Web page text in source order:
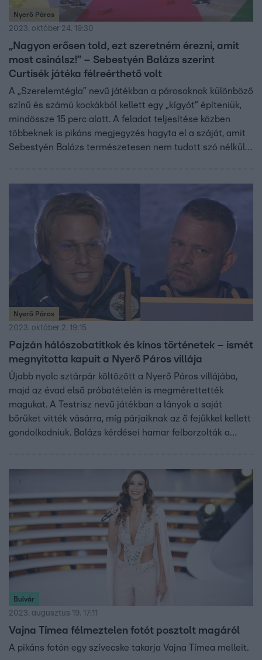
Nyerő Páros
2023. október 24. 19:30
„Nagyon erősen told, ezt szeretném érezni, amit
most csinálsz!” – Sebestyén Balázs szerint
Curtisék játéka félreérthető volt
A „Szerelemtégla” nevű játékban a párosoknak különböző
színű és számú kockákból kellett egy „kígyót” építeniük,
mindössze 15 perc alatt. A feladat teljesítése közben
többeknek is pikáns megjegyzés hagyta el a száját, amit
Sebestyén Balázs természetesen nem tudott szó nélkül
Nyerő Páros
2023. október 2. 19:15
Pajzán hálószobatitkok és kínos történetek – ismét
megnyitotta kapuit a Nyerő Páros villája
Újabb nyolc sztárpár költözött a Nyerő Páros villájába,
majd az évad első próbatételén is megmérettették
magukat. A Testrisz nevű játékban a lányok a saját
bőrüket vitték vásárra, míg párjaiknak az ő fejükkel kellett
gondolkodniuk. Balázs kérdései hamar felborzolták a
nudista strandon érte baleset.
Bulvár
2023. augusztus 19. 17:11
Vajna Tímea félmeztelen fotót posztolt magáról
A pikáns fotón egy szívecske takarja Vajna Tímea melleit.